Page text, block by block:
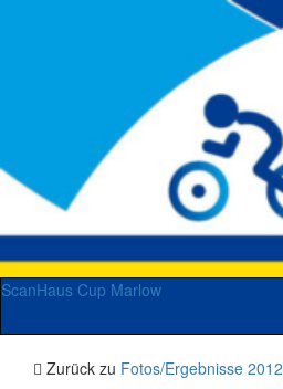
ScanHaus Cup Marlow
Zurück zu Fotos/Ergebnisse 2012